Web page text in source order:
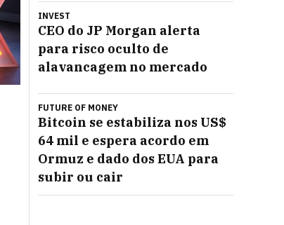
Com 14 novas lojas no radar,
minimiza eleições e foca no
Lucro recorde e margem em alta reforçam
companhia, que diz estar preparada para
INVEST
CEO do JP Morgan alerta
para risco oculto de
alavancagem no mercado
FUTURE OF MONEY
Bitcoin se estabiliza nos US$
64 mil e espera acordo em
Ormuz e dado dos EUA para
subir ou cair